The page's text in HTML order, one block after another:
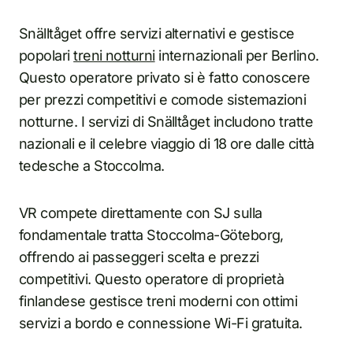
Snälltåget offre servizi alternativi e gestisce
popolaritreni notturniinternazionali per Berlino.
Questo operatore privato si è fatto conoscere
per prezzi competitivi e comode sistemazioni
notturne. I servizi di Snälltåget includono tratte
nazionali e il celebre viaggio di 18 ore dalle città
tedesche a Stoccolma.
VR compete direttamente con SJ sulla
fondamentale tratta Stoccolma-Göteborg,
offrendo ai passeggeri scelta e prezzi
competitivi. Questo operatore di proprietà
finlandese gestisce treni moderni con ottimi
servizi a bordo e connessione Wi-Fi gratuita.